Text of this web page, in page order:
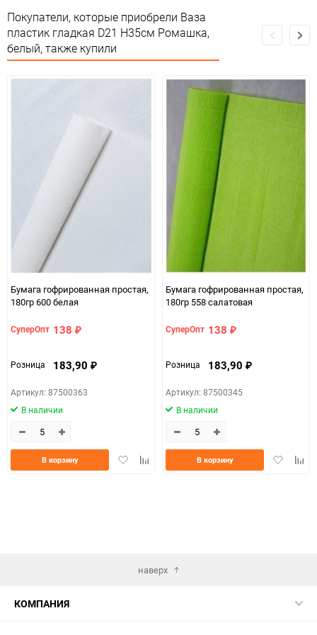
Особые условия Особых условий не требует
Минимальное количество 1
Покупатели, которые приобрели Ваза
пластик гладкая D21 H35см Ромашка,
белый, также купили
Бумага гофрированная простая,
180гр 600 белая
СуперОпт 138 ₽
Розница 183,90 ₽
Артикул: 87500363
В наличии
ДобавитьДобавить
В корзину
Бумага гофрированная простая,
180гр 558 салатовая
СуперОпт 138 ₽
Розница 183,90 ₽
Артикул: 87500345
В наличии
Добавить
В корзину
наверх
КОМПАНИЯ